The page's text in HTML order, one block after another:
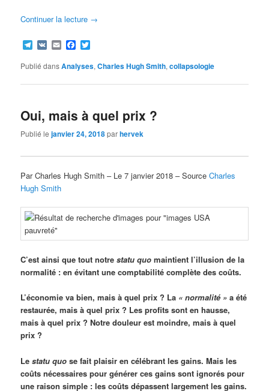
Continuer la lecture →
Telegram
VK EmailFacebook
Publié dansAnalyses,Charles Hugh Smith,collapsologie
Oui, mais à quel prix ?
Publié lejanvier 24, 2018parhervek
Par Charles Hugh Smith – Le 7 janvier 2018 – SourceCharles
Hugh Smith
C’est ainsi que tout notrestatu quo maintient l’illusion de la
normalité : en évitant une comptabilité complète des coûts.
L’économie va bien, mais à quel prix ? La « normalité » a été
restaurée, mais à quel prix ? Les profits sont en hausse,
mais à quel prix ? Notre douleur est moindre, mais à quel
prix ?
Le statu quo se fait plaisir en célébrant les gains. Mais les
coûts nécessaires pour générer ces gains sont ignorés pour
une raison simple : les coûts dépassent largement les gains.